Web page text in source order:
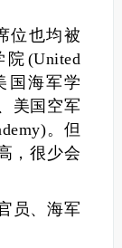
位也均被
(United
国海军学
美国空军
。但
，很少会
员、海军